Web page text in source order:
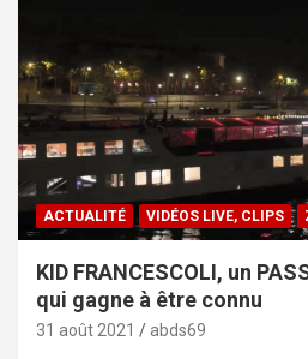
ACTUALITÉ VIDÉOS LIVE, CLIPS
KID FRANCESCOLI, un
qui gagne à être connu
31 août 2021 abds69